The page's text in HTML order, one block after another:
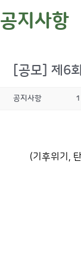
공지사항
[공모] 제6
공지사항 1
(기후위기,